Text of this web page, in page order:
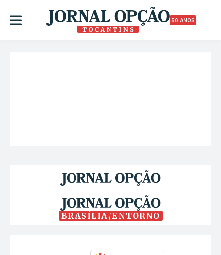
50 ANOS
BRASÍLIA/ENTORNO